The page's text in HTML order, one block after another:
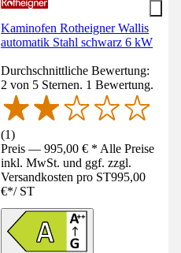
Kaminofen Rotheigner Wallis
automatik Stahl schwarz 6 kW
Durchschnittliche Bewertung:
2 von 5 Sternen. 1 Bewertung.
(1)
Preis — 995,00 € * Alle Preise
inkl. MwSt. und ggf. zzgl.
Versandkosten pro ST995,00
€*/ ST